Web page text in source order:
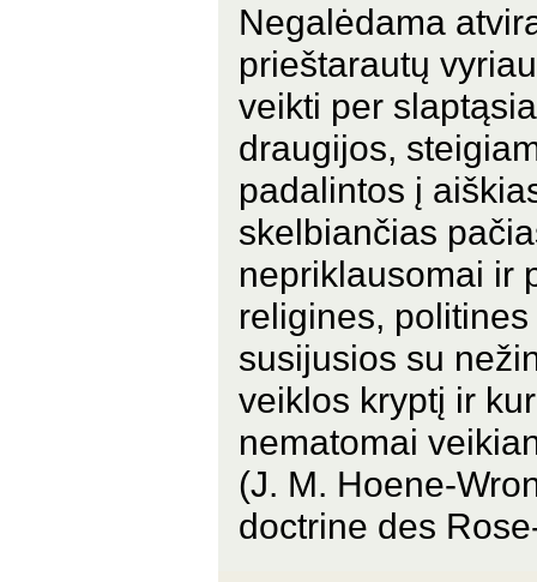
Negalėdama
prieštarautų
veikti per
draugijos,
padalintos į
skelbiančias
nepriklausomai ir
religines,
susijusios su
veiklos kryptį ir
nematomai
(J. M. Hoene-
doctrine des